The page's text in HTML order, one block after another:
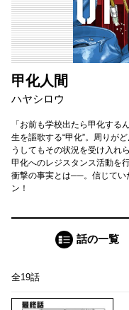
甲化人間
ハヤシロウ
「お前も学校出たら甲化す
生を謳歌する“甲化”。周りが
うしてもその状況を受け入れ
甲化へのレジスタンス活動を
衝撃の事実とは──。信じてい
ン！
話の一覧
全19話